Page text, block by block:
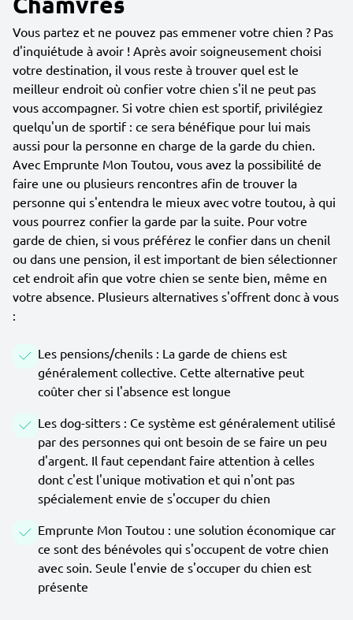
Vous partez et ne pouvez pas emmener votre chien ? Pas
d'inquiétude à avoir ! Après avoir soigneusement choisi
votre destination, il vous reste à trouver quel est le
meilleur endroit où confier votre chien s'il ne peut pas
vous accompagner. Si votre chien est sportif, privilégiez
quelqu'un de sportif : ce sera bénéfique pour lui mais
aussi pour la personne en charge de la garde du chien.
Avec Emprunte Mon Toutou, vous avez la possibilité de
faire une ou plusieurs rencontres afin de trouver la
personne qui s'entendra le mieux avec votre toutou, à qui
vous pourrez confier la garde par la suite. Pour votre
garde de chien, si vous préférez le confier dans un chenil
ou dans une pension, il est important de bien sélectionner
cet endroit afin que votre chien se sente bien, même en
votre absence. Plusieurs alternatives s'offrent donc à vous
:
Les pensions/chenils : La garde de chiens est
généralement collective. Cette alternative peut
coûter cher si l'absence est longue
Les dog-sitters : Ce système est généralement utilisé
par des personnes qui ont besoin de se faire un peu
d'argent. Il faut cependant faire attention à celles
dont c'est l'unique motivation et qui n'ont pas
spécialement envie de s'occuper du chien
Emprunte Mon Toutou : une solution économique car
ce sont des bénévoles qui s'occupent de votre chien
avec soin. Seule l'envie de s'occuper du chien est
présente